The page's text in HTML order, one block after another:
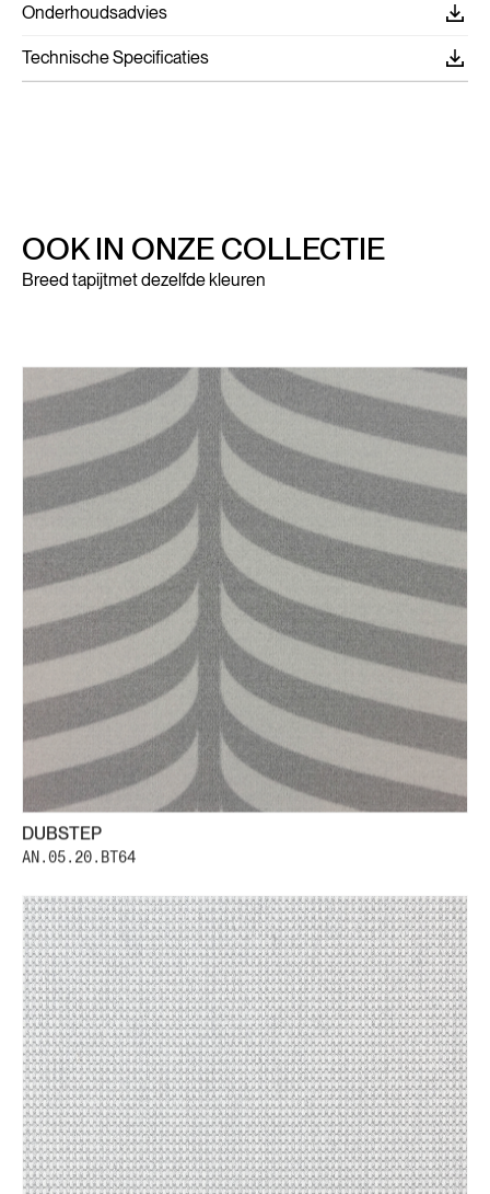
Onderhoudsadvies
Technische Specificaties
OOK IN ONZE COLLECTIE
Breed tapijtmet dezelfde kleuren
DUBSTEP
AN.05.20.BT64